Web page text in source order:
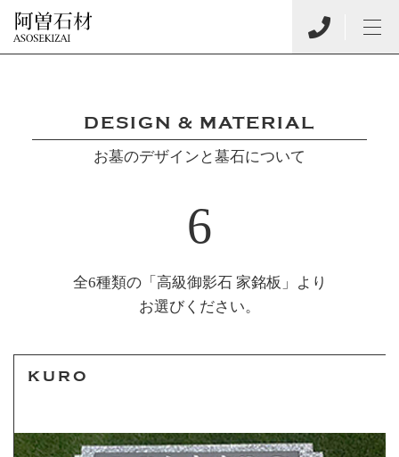
DESIGN & MATERIAL
お墓のデザインと墓石について
6
全6種類の「高級御影石 家銘板」より
お選びください。
KURO